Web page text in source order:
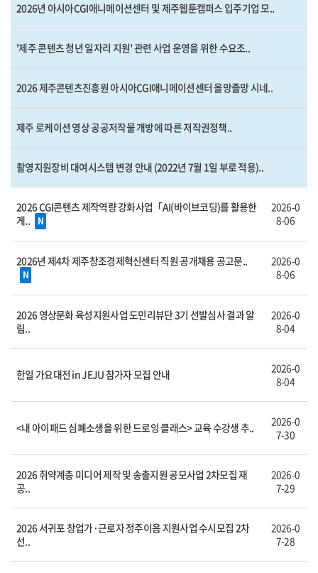
2026년 아시아CGI애니메이션센터 및 제주웹툰캠퍼스 입주기업 모..
'제주 콘텐츠 청년 일자리 지원' 관련 사업 운영을 위한 수요조..
2026 제주콘텐츠진흥원 아시아CGI애니메이션센터 올망졸망 시네..
제주 로케이션 영상 공공저작물 개방에 따른 저작권정책..
촬영지원장비 대여시스템 변경 안내 (2022년 7월 1일 부로 적용)..
2026 CGI콘텐츠 제작역량 강화사업「AI(바이브코딩)를 활용한
게..
N
2026-0
8-06
2026년 제4차 제주창조경제혁신센터 직원 공개채용 공고문..
N
2026-0
8-06
2026 영상문화 육성지원사업 도민리뷰단 3기 선발심사 결과 알
림..
2026-0
8-04
한일 가요대전 in JEJU 참가자 모집 안내
2026-0
8-04
<내 아이패드 심폐소생을 위한 드로잉 클래스> 교육 수강생 추..
2026-0
7-30
2026 취약계층 미디어 제작 및 송출지원 공모사업 2차모집 재
공..
2026-0
7-29
2026 서귀포 창업가·근로자 정주이음 지원사업 수시모집 2차
선..
2026-0
7-28